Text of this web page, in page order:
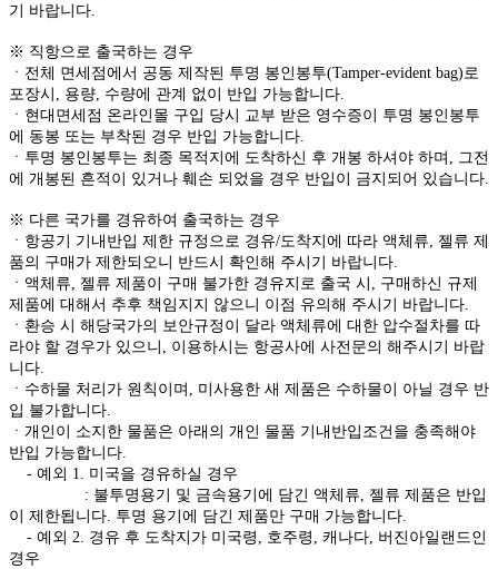
기 바랍니다.
※ 직항으로 출국하는 경우
ㆍ전체 면세점에서 공동 제작된 투명 봉인봉투(Tamper-evident bag)로
포장시, 용량, 수량에 관계 없이 반입 가능합니다.
ㆍ현대면세점 온라인몰 구입 당시 교부 받은 영수증이 투명 봉인봉투
에 동봉 또는 부착된 경우 반입 가능합니다.
ㆍ투명 봉인봉투는 최종 목적지에 도착하신 후 개봉 하셔야 하며, 그전
에 개봉된 흔적이 있거나 훼손 되었을 경우 반입이 금지되어 있습니다.
※ 다른 국가를 경유하여 출국하는 경우
ㆍ항공기 기내반입 제한 규정으로 경유/도착지에 따라 액체류, 젤류 제
품의 구매가 제한되오니 반드시 확인해 주시기 바랍니다.
ㆍ액체류, 젤류 제품이 구매 불가한 경유지로 출국 시, 구매하신 규제
제품에 대해서 추후 책임지지 않으니 이점 유의해 주시기 바랍니다.
ㆍ환승 시 해당국가의 보안규정이 달라 액체류에 대한 압수절차를 따
라야 할 경우가 있으니, 이용하시는 항공사에 사전문의 해주시기 바랍
니다.
ㆍ수하물 처리가 원칙이며, 미사용한 새 제품은 수하물이 아닐 경우 반
입 불가합니다.
ㆍ개인이 소지한 물품은 아래의 개인 물품 기내반입조건을 충족해야
반입 가능합니다.
- 예외 1. 미국을 경유하실 경우
: 불투명용기 및 금속용기에 담긴 액체류, 젤류 제품은 반입
이 제한됩니다. 투명 용기에 담긴 제품만 구매 가능합니다.
- 예외 2. 경유 후 도착지가 미국령, 호주령, 캐나다, 버진아일랜드인
경우